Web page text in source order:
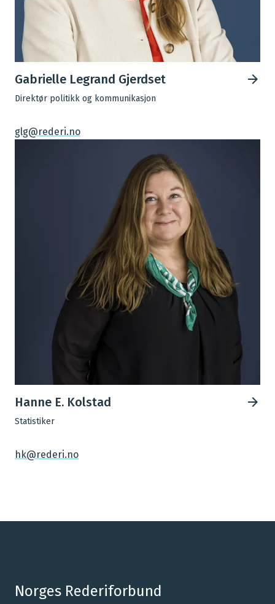
Gabrielle Legrand Gjerdset
Direktør politikk og kommunikasjon
glg@rederi.no
Hanne E. Kolstad
Statistiker
hk@rederi.no
Norges Rederiforbund